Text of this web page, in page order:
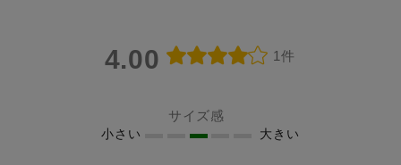
4.00 1件
サイズ感
小さい 大きい